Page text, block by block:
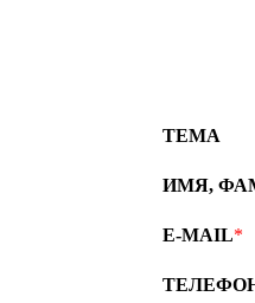
ТЕМА
ИМЯ,
E-MAIL*